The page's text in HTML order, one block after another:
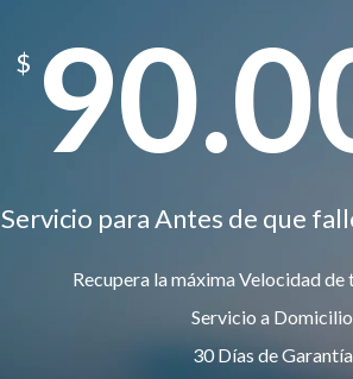
$
Servicio para Antes de que
Recupera la máxima Velocidad
Servicio a Domicilio
30 Días de Garantía